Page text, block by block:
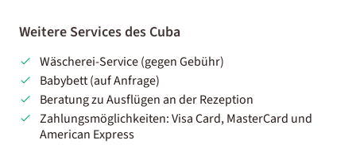
Weitere Services des Cuba
Wäscherei-Service (gegen Gebühr)
Babybett (auf Anfrage)
Beratung zu Ausflügen an der Rezeption
Zahlungsmöglichkeiten: Visa Card, MasterCard und
American Express